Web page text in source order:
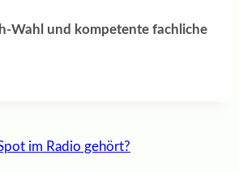
Wahl und kompetente fachliche
im Radio gehört?